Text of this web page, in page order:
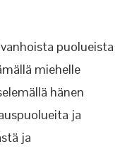
puolueista
miehelle
hänen
ja
ja